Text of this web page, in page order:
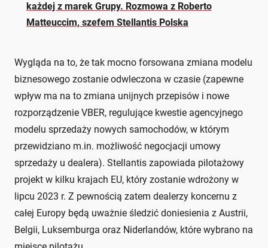
każdej z marek Grupy. Rozmowa z Roberto
Matteuccim, szefem Stellantis Polska
Wygląda na to, że tak mocno forsowana zmiana modelu
biznesowego zostanie odwleczona w czasie (zapewne
wpływ ma na to zmiana unijnych przepisów i nowe
rozporządzenie VBER, regulujące kwestie agencyjnego
modelu sprzedaży nowych samochodów, w którym
przewidziano m.in. możliwość negocjacji umowy
sprzedaży u dealera). Stellantis zapowiada pilotażowy
projekt w kilku krajach EU, który zostanie wdrożony w
lipcu 2023 r. Z pewnością zatem dealerzy koncernu z
całej Europy będą uważnie śledzić doniesienia z Austrii,
Belgii, Luksemburga oraz Niderlandów, które wybrano na